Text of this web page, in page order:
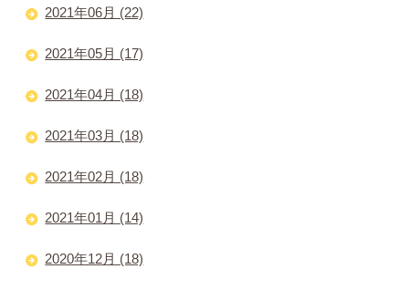
2021年06月 (22)
2021年05月 (17)
2021年04月 (18)
2021年03月 (18)
2021年02月 (18)
2021年01月 (14)
2020年12月 (18)